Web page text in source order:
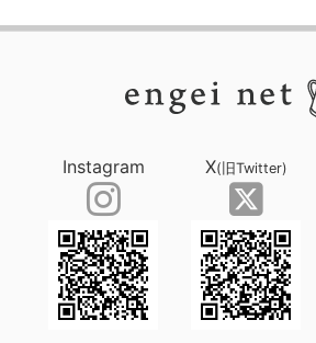
Instagram X(旧Twitter)